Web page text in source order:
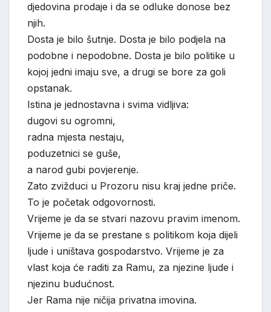
djedovina prodaje i da se odluke donose bez
njih.
Dosta je bilo šutnje. Dosta je bilo podjela na
podobne i nepodobne. Dosta je bilo politike u
kojoj jedni imaju sve, a drugi se bore za goli
opstanak.
Istina je jednostavna i svima vidljiva:
dugovi su ogromni,
radna mjesta nestaju,
poduzetnici se guše,
a narod gubi povjerenje.
Zato zvižduci u Prozoru nisu kraj jedne priče.
To je početak odgovornosti.
Vrijeme je da se stvari nazovu pravim imenom.
Vrijeme je da se prestane s politikom koja dijeli
ljude i uništava gospodarstvo. Vrijeme je za
vlast koja će raditi za Ramu, za njezine ljude i
njezinu budućnost.
Jer Rama nije ničija privatna imovina.